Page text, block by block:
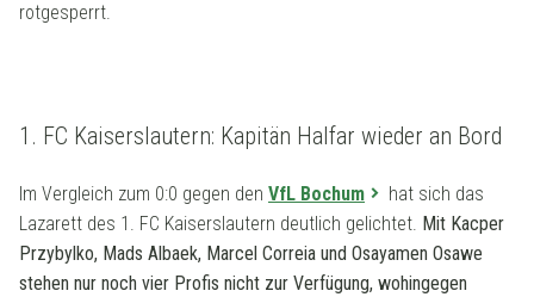
rotgesperrt.
1. FC Kaiserslautern: Kapitän Halfar wieder an Bord
Im Vergleich zum 0:0 gegen den VfL Bochum
hat sich das
Lazarett des 1. FC Kaiserslautern deutlich gelichtet. Mit Kacper
Przybylko, Mads Albaek, Marcel Correia und Osayamen Osawe
stehen nur noch vier Profis nicht zur Verfügung, wohingegen